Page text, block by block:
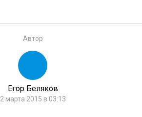
Автор
Егор Беляков
2 марта 2015 в 03:13